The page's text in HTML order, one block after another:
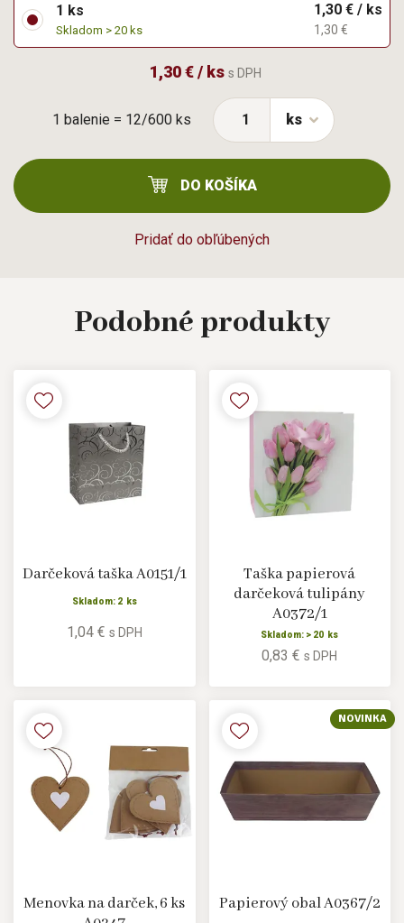
1 balenie = 12/600 ks
Pridať do obľúbených
1 ks
Skladom > 20 ks
1,30 € / ks
1,30 €
1,30 € / ks s DPH
ks
DO KOŠÍKA
Podobné produkty
Darčeková taška A0151/1
Skladom: 2 ks
1,04 € s DPH
Taška papierová
darčeková tulipány
A0372/1
Skladom: > 20 ks
0,83 €s DPH
Menovka na darček, 6 ks
NOVINKA
Papierový obal A0367/2